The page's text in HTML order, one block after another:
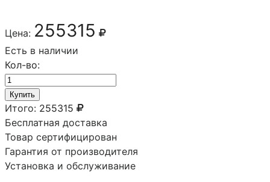
Цена: 255315
Есть в наличии
Кол-во:
Купить
Итого: 255315
Бесплатная доставка
Товар сертифицирован
Гарантия от производителя
Установка и обслуживание